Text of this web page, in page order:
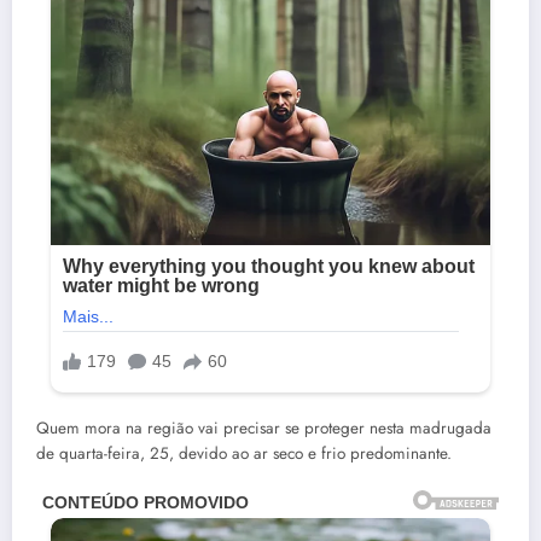
Quem mora na região vai precisar se proteger nesta madrugada
de quarta-feira, 25, devido ao ar seco e frio predominante.